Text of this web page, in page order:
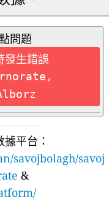
問題
發生錯誤
平台：
savojbolagh/savoj
&